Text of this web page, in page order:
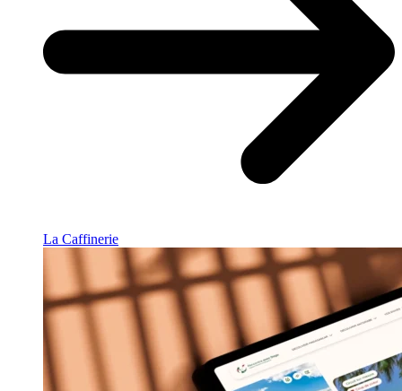
La Caffinerie